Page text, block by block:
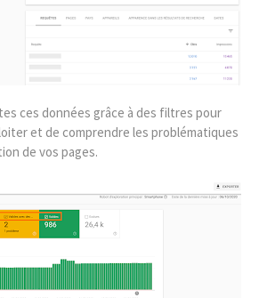
ces données grâce à des filtres pour
et de comprendre les problématiques
de vos pages.